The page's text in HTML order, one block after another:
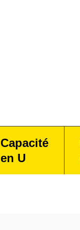
Capacité
en U